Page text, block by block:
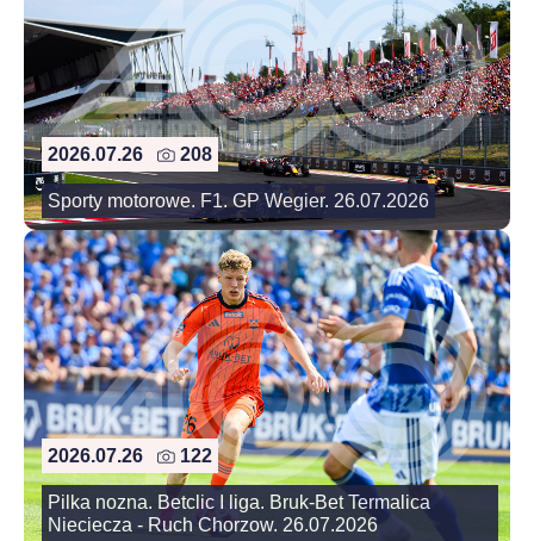
2026.07.26 208
Sporty motorowe. F1. GP Wegier. 26.07.2026
2026.07.26 122
Pilka nozna. Betclic I liga. Bruk-Bet Termalica
Nieciecza - Ruch Chorzow. 26.07.2026